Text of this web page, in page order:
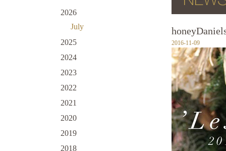
2026
July
2025
2024
2023
2022
2021
2020
2019
2018
2016-11-09